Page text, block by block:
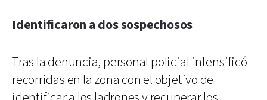
Identificaron a dos sospechosos
Tras la denuncia, personal policial intensificó
recorridas en la zona con el objetivo de